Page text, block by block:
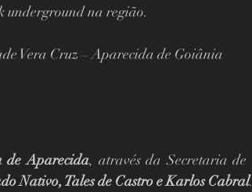
underground na região.
Vera Cruz – Aparecida de Goiânia
de Aparecida
Nativo, Tales de Castro e Karlos Cabral.